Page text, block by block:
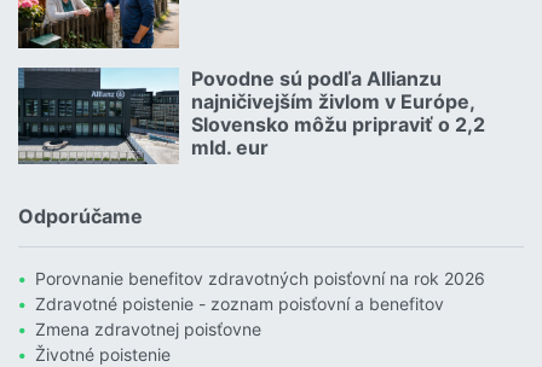
Povodne sú podľa Allianzu
najničivejším živlom v Európe,
Slovensko môžu pripraviť o 2,2
mld. eur
23.07.2026 |
Odporúčame
Porovnanie benefitov zdravotných poisťovní na rok 2026
Zdravotné poistenie - zoznam poisťovní a benefitov
Zmena zdravotnej poisťovne
Životné poistenie